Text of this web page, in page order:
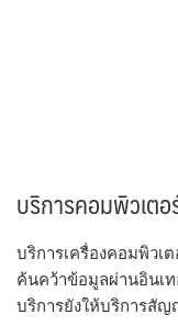
บริการคอมพิวเต
บริการเครื่องคอมพิวเ
ค้นคว้าข้อมูลผ่านอินเ
บริการยังให้บริการสั